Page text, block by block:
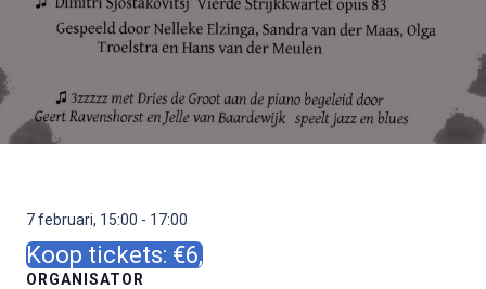
7 februari, 15:00 - 17:00
Koop tickets: €6,
ORGANISATOR